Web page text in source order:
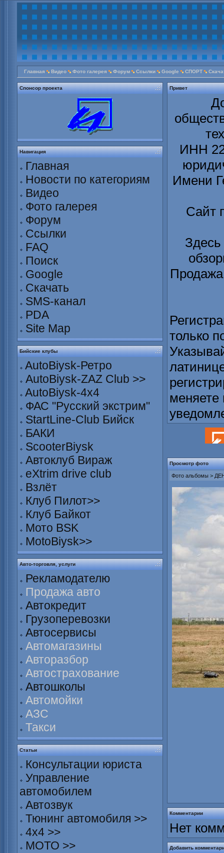
Главная Видео Фото галерея Форум Ссылки Google СПОРТ
Спонсор проекта
Навигация
Главная
Новости по категориям
Видео
Фото галерея
Форум
Ссылки
FAQ
Поиск
Google
Скачать
SMS-канал
PDA
Site Map
Бийские клубы
AutoBiysk-Ретро
AutoBiysk-ZAZ Club >>
AutoBiysk-4x4
ФАС "Русский экстрим"
StartLine-Club Бийск
БАКИ
ScooterBiysk
Автоклуб Вираж
eXtrim drive club
Взлёт
Клуб Пилот>>
Клуб Байкот
Мото BSK
MotoBiysk>>
Авто-торговля, услуги
Рекламодателю
Продажа авто
Автокредит
Грузоперевозки
Автосервисы
Автомагазины
Авторазбор
Автострахование
Автошколы
Автомойки
АЗС
Такси
Статьи
Консультации юриста
Управление
автомобилем
Автозвук
Тюнинг автомобиля >>
4х4 >>
МОТО >>
Привет
ИНН
Имени
Сайт
Здесь
только
меняете
Просмотр фото
Фото альбомы >
Комментарии
Нет
Добавить